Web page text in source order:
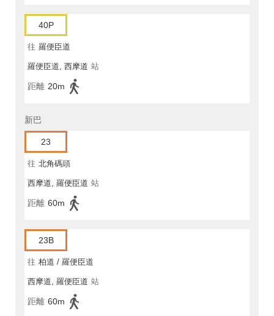
40P
往 羅便臣道
羅便臣道, 西摩道 站
距離 20m
新巴
23
往 北角碼頭
西摩道, 羅便臣道 站
距離 60m
23B
往 柏道 / 羅便臣道
西摩道, 羅便臣道 站
距離 60m